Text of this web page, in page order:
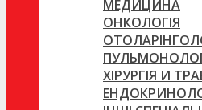
МЕДИЦИНА
ОНКОЛОГІЯ
ХІРУРГІЯ И